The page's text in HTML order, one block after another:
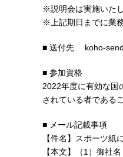
※説明会は実施いたし
※上記期日までに業
■ 送付先 koho-
■ 参加資格
2022年度に有効な国
されている者であるこ
■ メール記載事項
【件名】スポーツ
【本文】（1）御社